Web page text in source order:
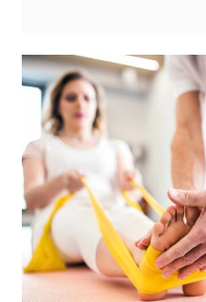
rehabilitacji,
by
prawidłowo
nam
na
nich
pracowało.